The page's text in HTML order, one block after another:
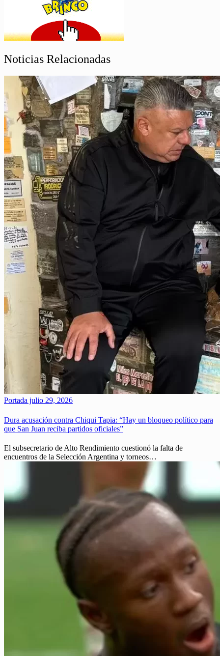
Noticias Relacionadas
Portada julio 29, 2026
Dura acusación contra Chiqui Tapia: “Hay un bloqueo político para
que San Juan reciba partidos oficiales”
El subsecretario de Alto Rendimiento cuestionó la falta de
encuentros de la Selección Argentina y torneos…